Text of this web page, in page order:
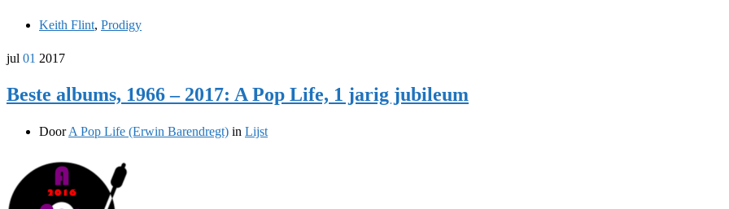
Keith Flint, Prodigy
jul 01 2017
Beste albums, 1966 – 2017: A Pop Life, 1 jarig jubileum
DoorA Pop Life (Erwin Barendregt) in Lijst